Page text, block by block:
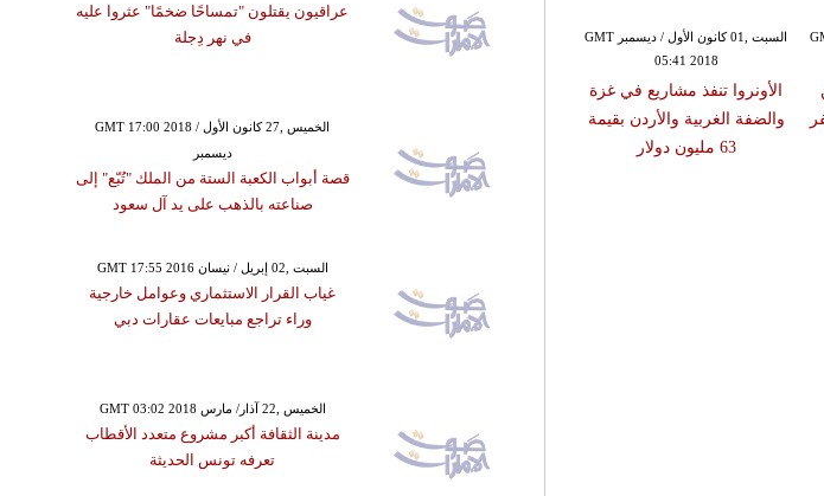
السبت ,01 كانون الأول / ديسمبر GMT
05:41 2018
الجمعة ,30 تشرين الثاني / نوفمبر GMT
17:21 2018
التحالف العربي يسلّم تأمين
موانئ حضرموت إلى قوة خفر
السواحل اليمنية
عراقيون يقتلون "تمساحًا ضخمًا" عثروا عليه
في نهر دِجلة
GMT 17:00 2018 الخميس ,27 كانون الأول /
ديسمبر
قصة أبواب الكعبة الستة من الملك "تُبّع" إلى
صناعته بالذهب على يد آل سعود
GMT 17:55 2016 السبت ,02 إبريل / نيسان
غياب القرار الاستثماري وعوامل خارجية
وراء تراجع مبايعات عقارات دبي
GMT 03:02 2018 الخميس ,22 آذار/ مارس
مدينة الثقافة أكبر مشروع متعدد الأقطاب
تعرفه تونس الحديثة